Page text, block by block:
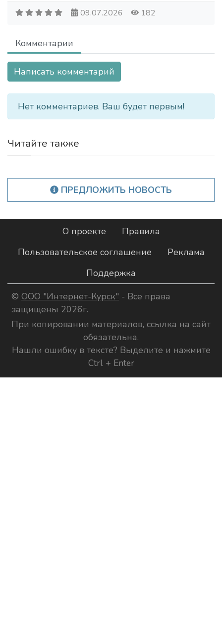
09.07.2026 182
Комментарии
Написать комментарий
Нет комментариев. Ваш будет первым!
Читайте также
ПРЕДЛОЖИТЬ НОВОСТЬ
О проекте
Правила
Пользовательское соглашение
Реклама
Поддержка
© ООО "Интернет-Курск" - Все права
защищены 2026г.
При копировании материалов, ссылка на сайт
обязательна.
Нашли ошибку в тексте? Выделите и нажмите
Ctrl + Enter